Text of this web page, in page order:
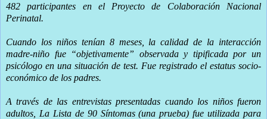
482 participantes en el Proyecto de Colaboración Nacional
Perinatal.
Cuando los niños tenían 8 meses, la calidad de la interacción
madre-niño fue “objetivamente” observada y tipificada por un
psicólogo en una situación de test. Fue registrado el estatus socio-
económico de los padres.
A través de las entrevistas presentadas cuando los niños fueron
adultos, La Lista de 90 Síntomas (una prueba) fue utilizada para